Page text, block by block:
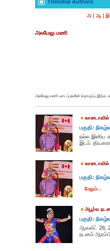
Thendral Authors
அ | ஆ | இ
அலமேலு மணி
அலமேலு மணி படைப்புகளின் தொகுப்பு இந்த
பகுதி:
நல்ல இனிய
இடம்.
பகுதி:
மேலும்...
அபூர்வ
பகுதி:
ஆகஸ்ட் 26,
நடனம்